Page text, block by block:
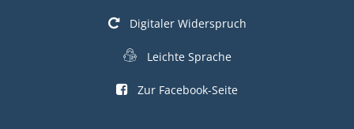
Digitaler Widerspruch
Leichte Sprache
Zur Facebook-Seite